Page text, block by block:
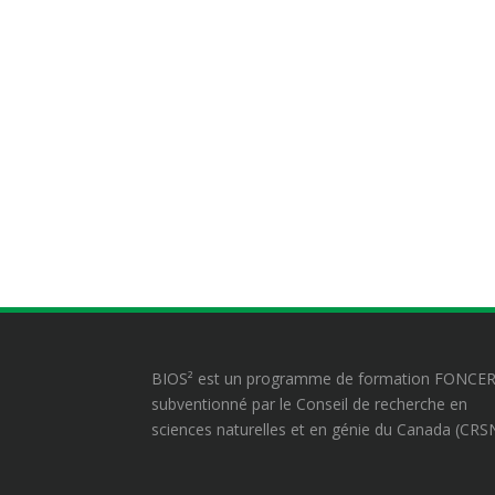
BIOS² est un programme de formation FONCER
subventionné par le Conseil de recherche en
sciences naturelles et en génie du Canada